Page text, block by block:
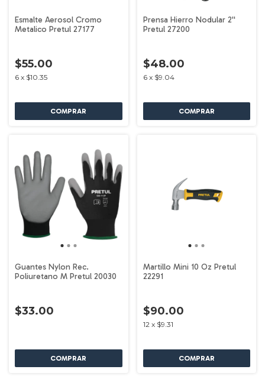
Esmalte Aerosol Cromo
Metalico Pretul 27177
$55.00
6 x $10.35
Prensa Hierro Nodular 2''
Pretul 27200
$48.00
6 x $9.04
Guantes Nylon Rec.
Poliuretano M Pretul 20030
$33.00
Martillo Mini 10 Oz Pretul
22291
$90.00
12 x $9.31